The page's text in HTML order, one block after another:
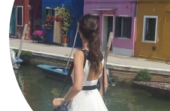
A PROPOS
PARUTIONS ET PARTENARIATS